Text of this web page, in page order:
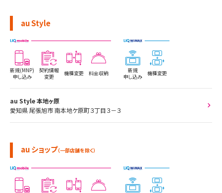
au Style
新規(MNP)
申し込み
契約情報
変更
機種変更 料金収納
新規
申し込み
機種変更
au Style 本地ヶ原
愛知県 尾張旭市 南本地ケ原町３丁目３－３
au ショップ（一部店舗を除く）